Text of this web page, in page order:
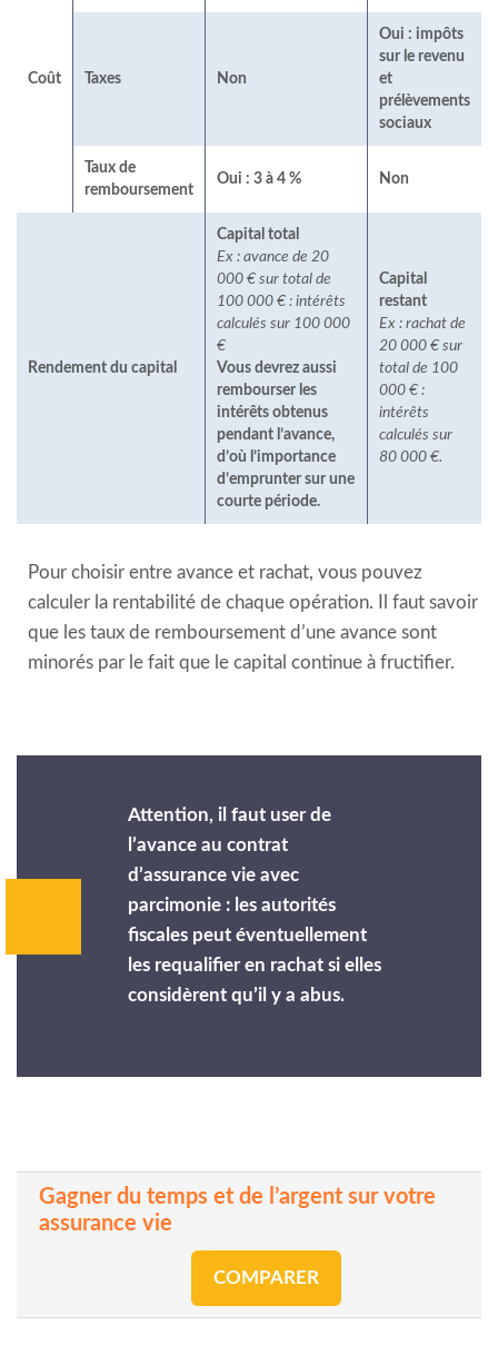
Coût Taxes Non
Oui : impôts
sur le revenu
et
prélèvements
sociaux
Taux de
remboursement
Oui : 3 à 4 % Non
Rendement du capital
Capital total
Ex : avance de 20
000 € sur total de
100 000 € : intérêts
calculés sur 100 000
€
Vous devrez aussi
rembourser les
intérêts obtenus
pendant l’avance,
d’où l’importance
d’emprunter sur une
courte période.
Capital
restant
Ex : rachat de
20 000 € sur
total de 100
000 € :
intérêts
calculés sur
80 000 €.
Pour choisir entre avance et rachat, vous pouvez
calculer la rentabilité de chaque opération. Il faut savoir
que les taux de remboursement d’une avance sont
minorés par le fait que le capital continue à fructifier.
Attention, il faut user de
l’avance au contrat
d’assurance vie avec
parcimonie : les autorités
fiscales peut éventuellement
les requalifier en rachat si elles
considèrent qu’il y a abus.
Gagner du temps et de l’argent sur votre
assurance vie
COMPARER